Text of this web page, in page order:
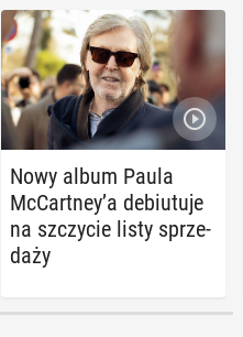
Nowy album Paula
McCart­ney’a de­biu­tu­je
na szczy­cie listy sprze­
da­ży